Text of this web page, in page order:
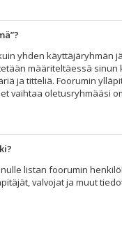
yhden käyttäjäryhmän
määriteltäessä sinun
ja titteliä. Foorumin
vaihtaa oletusryhmääsi
listan foorumin
valvojat ja muut